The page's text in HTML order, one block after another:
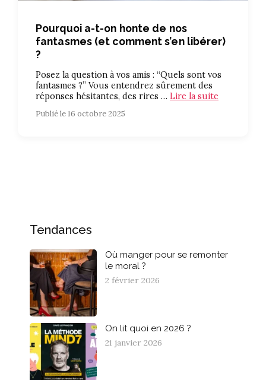
Pourquoi a-t-on honte de nos
fantasmes (et comment s’en libérer)
?
Posez la question à vos amis : “Quels sont vos
fantasmes ?” Vous entendrez sûrement des
réponses hésitantes, des rires … Lire la suite
Publié le 16 octobre 2025
Tendances
Où manger pour se remonter
le moral ?
2 février 2026
On lit quoi en 2026 ?
21 janvier 2026